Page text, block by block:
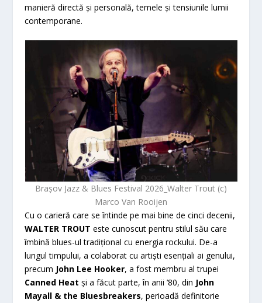
manieră directă și personală, temele și tensiunile lumii
contemporane.
Brașov Jazz & Blues Festival 2026_Walter Trout (c)
Marco Van Rooijen
Cu o carieră care se întinde pe mai bine de cinci decenii,
WALTER TROUT este cunoscut pentru stilul său care
îmbină blues-ul tradițional cu energia rockului. De-a
lungul timpului, a colaborat cu artiști esențiali ai genului,
precum John Lee Hooker, a fost membru al trupei
Canned Heat și a făcut parte, în anii ’80, din John
Mayall & the Bluesbreakers, perioadă definitorie